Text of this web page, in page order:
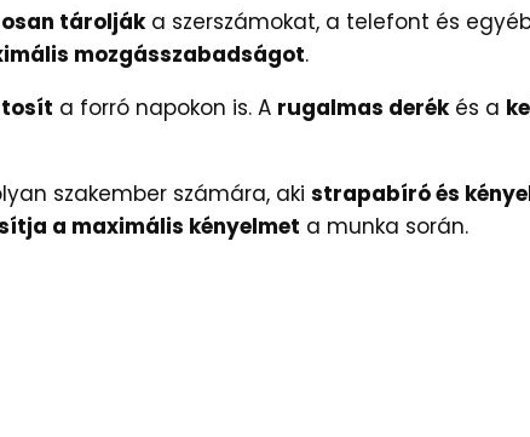
tároljáka szerszámokat, a telefont és
mozgásszabadságot.
a forró napokon is. A rugalmas derékés a
szakember számára, aki strapabíró és
a maximális kényelmet a munka során.